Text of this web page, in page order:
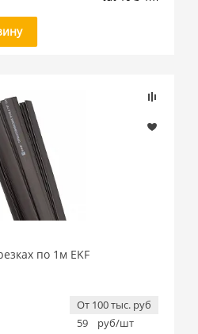
по 1м EKF
От 100 тыс. руб
59
руб/шт